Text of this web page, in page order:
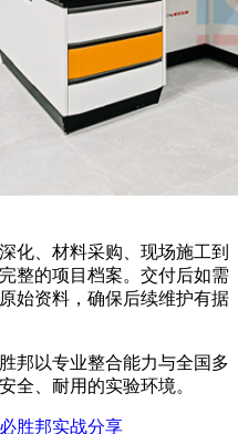
化、材料采购、现场施工到
整的项目档案。交付后如需
始资料，确保后续维护有据
邦以专业整合能力与全国多
全、耐用的实验环境。
胜邦实战分享